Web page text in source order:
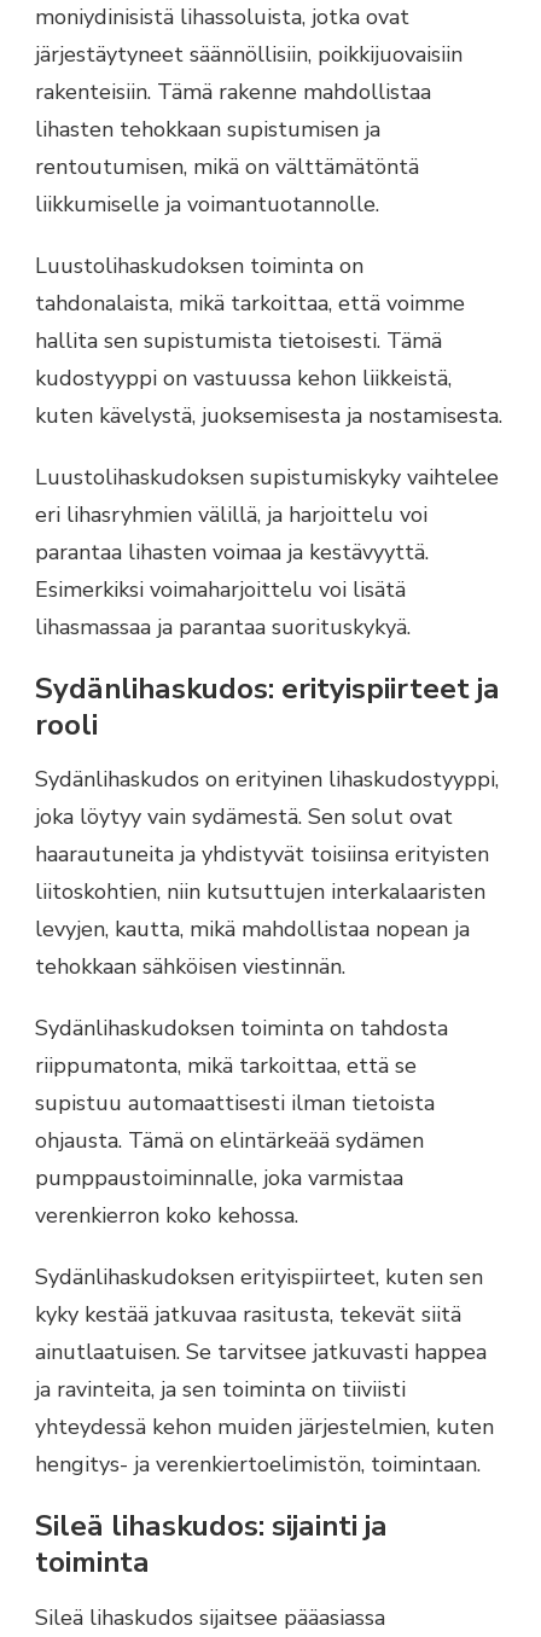
moniydinisistä lihassoluista, jotka ovat
järjestäytyneet säännöllisiin, poikkijuovaisiin
rakenteisiin. Tämä rakenne mahdollistaa
lihasten tehokkaan supistumisen ja
rentoutumisen, mikä on välttämätöntä
liikkumiselle ja voimantuotannolle.
Luustolihaskudoksen toiminta on
tahdonalaista, mikä tarkoittaa, että voimme
hallita sen supistumista tietoisesti. Tämä
kudostyyppi on vastuussa kehon liikkeistä,
kuten kävelystä, juoksemisesta ja nostamisesta.
Luustolihaskudoksen supistumiskyky vaihtelee
eri lihasryhmien välillä, ja harjoittelu voi
parantaa lihasten voimaa ja kestävyyttä.
Esimerkiksi voimaharjoittelu voi lisätä
lihasmassaa ja parantaa suorituskykyä.
Sydänlihaskudos: erityispiirteet ja
rooli
Sydänlihaskudos on erityinen lihaskudostyyppi,
joka löytyy vain sydämestä. Sen solut ovat
haarautuneita ja yhdistyvät toisiinsa erityisten
liitoskohtien, niin kutsuttujen interkalaaristen
levyjen, kautta, mikä mahdollistaa nopean ja
tehokkaan sähköisen viestinnän.
Sydänlihaskudoksen toiminta on tahdosta
riippumatonta, mikä tarkoittaa, että se
supistuu automaattisesti ilman tietoista
ohjausta. Tämä on elintärkeää sydämen
pumppaustoiminnalle, joka varmistaa
verenkierron koko kehossa.
Sydänlihaskudoksen erityispiirteet, kuten sen
kyky kestää jatkuvaa rasitusta, tekevät siitä
ainutlaatuisen. Se tarvitsee jatkuvasti happea
ja ravinteita, ja sen toiminta on tiiviisti
yhteydessä kehon muiden järjestelmien, kuten
hengitys- ja verenkiertoelimistön, toimintaan.
Sileä lihaskudos: sijainti ja
toiminta
Sileä lihaskudos sijaitsee pääasiassa